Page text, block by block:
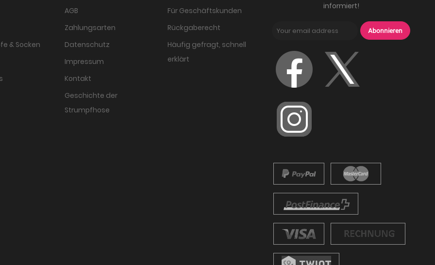
& Socken
AGB
Zahlungsarten
Datenschutz
Impressum
Kontakt
Geschichte der
Strumpfhose
Für Geschäftskunden
Rückgaberecht
Häufig gefragt, schnell
erklärt
informiert!
Abonnieren